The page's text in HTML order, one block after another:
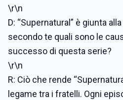
\r\n
D: “Supernatural” è giunta
secondo te quali sono le
successo di questa serie?
\r\n
R: Ciò che rende
legame tra i fratelli. Ogni